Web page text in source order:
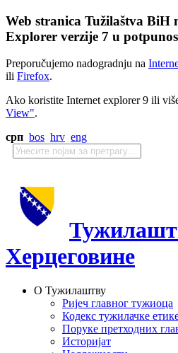
Web stranica Tužilaštva BiH
Explorer verzije 7 u
Preporučujemo nadogradnju na
ili Firefox.
Ako koristite Internet explorer 9 ili
View".
срп bos hrv eng
Херцеговине
О Тужилаштву
Ријеч главног тужиоца
Кодекс тужилачке
Поруке претходних
Историјат